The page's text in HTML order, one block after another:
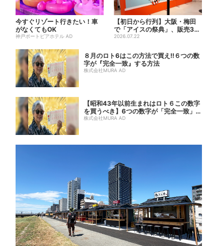
今すぐリゾート行きたい！車
がなくてもOK
神戸ポートピアホテル AD
【初日から行列】大阪・梅田
で「アイスの祭典」、販売30
分で完売…“ほうせき箱”の...
2026.07.22
８月のロト6はこの方法で買え!!６つの数
字が『完全一致』する方法
株式会社MURA AD
【昭和43年以前生まれはロト６この数字
を買うべき】6つの数字が「完全一致」す
る方...
株式会社MURA AD